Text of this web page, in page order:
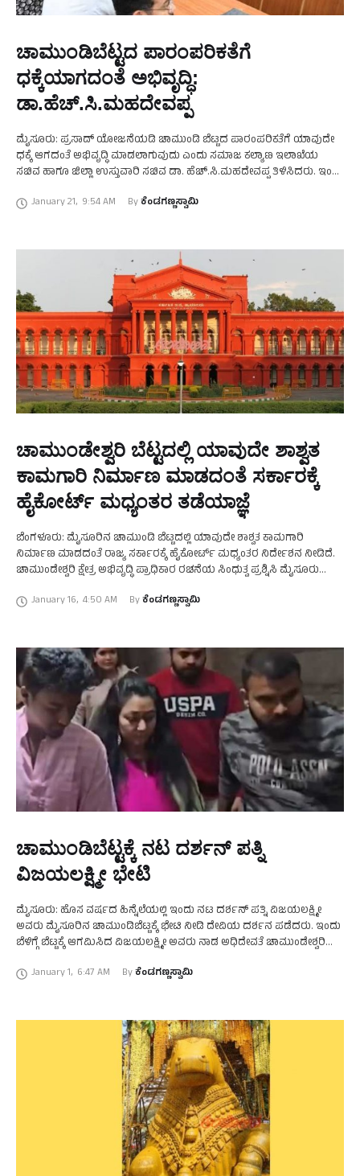
ಚಾಮುಂಡಿಬೆಟ್ಟದ ಪಾರಂಪರಿಕತೆಗೆ
ಧಕ್ಕೆಯಾಗದಂತೆ ಅಭಿವೃದ್ಧಿ:
ಡಾ.ಹೆಚ್.ಸಿ.ಮಹದೇವಪ್ಪ
ಮೈಸೂರು: ಪ್ರಸಾದ್ ಯೋಜನೆಯಡಿ ಚಾಮುಂಡಿ ಬೆಟ್ಟದ ಪಾರಂಪರಿಕತೆಗೆ ಯಾವುದೇ
ಧಕ್ಕೆ ಆಗದಂತೆ ಅಭಿವೃದ್ಧಿ ಮಾಡಲಾಗುವುದು ಎಂದು ಸಮಾಜ ಕಲ್ಯಾಣ ಇಲಾಖೆಯ
ಸಚಿವ ಹಾಗೂ ಜಿಲ್ಲಾ ಉಸ್ತುವಾರಿ ಸಚಿವ ಡಾ. ಹೆಚ್.ಸಿ.ಮಹದೇವಪ್ಪ ತಿಳಿಸಿದರು. ಇಂದು
January 21, 9:54 AM By ಕೆಂಡಗಣ್ಣಸ್ವಾಮಿ
ಚಾಮುಂಡೇಶ್ವರಿ ಬೆಟ್ಟದಲ್ಲಿ ಯಾವುದೇ ಶಾಶ್ವತ
ಕಾಮಗಾರಿ ನಿರ್ಮಾಣ ಮಾಡದಂತೆ ಸರ್ಕಾರಕ್ಕೆ
ಹೈಕೋರ್ಟ್‌ ಮಧ್ಯಂತರ ತಡೆಯಾಜ್ಞೆ
ಬೆಂಗಳೂರು: ಮೈಸೂರಿನ ಚಾಮುಂಡಿ ಬೆಟ್ಟದಲ್ಲಿ ಯಾವುದೇ ಶಾಶ್ವತ ಕಾಮಗಾರಿ
ನಿರ್ಮಾಣ ಮಾಡದಂತೆ ರಾಜ್ಯ ಸರ್ಕಾರಕ್ಕೆ ಹೈಕೋರ್ಟ್‌ ಮಧ್ಯಂತರ ನಿರ್ದೇಶನ ನೀಡಿದೆ.
ಚಾಮುಂಡೇಶ್ವರಿ ಕ್ಷೇತ್ರ ಅಭಿವೃದ್ಧಿ ಪ್ರಾಧಿಕಾರ ರಚನೆಯ ಸಿಂಧುತ್ವ ಪ್ರಶ್ನಿಸಿ ಮೈಸೂರು
January 16, 4:50 AM By ಕೆಂಡಗಣ್ಣಸ್ವಾಮಿ
ಚಾಮುಂಡಿಬೆಟ್ಟಕ್ಕೆ ನಟ ದರ್ಶನ್‌ ಪತ್ನಿ
ವಿಜಯಲಕ್ಷ್ಮೀ ಭೇಟಿ
ಮೈಸೂರು: ಹೊಸ ವರ್ಷದ ಹಿನ್ನೆಲೆಯಲ್ಲಿ ಇಂದು ನಟ ದರ್ಶನ್‌ ಪತ್ನಿ ವಿಜಯಲಕ್ಷ್ಮೀ
ಅವರು ಮೈಸೂರಿನ ಚಾಮುಂಡಿಬೆಟ್ಟಕ್ಕೆ ಭೇಟಿ ನೀಡಿ ದೇವಿಯ ದರ್ಶನ ಪಡೆದರು. ಇಂದು
ಬೆಳಿಗ್ಗೆ ಬೆಟ್ಟಕ್ಕೆ ಆಗಮಿಸಿದ ವಿಜಯಲಕ್ಷ್ಮೀ ಅವರು ನಾಡ ಅಧಿದೇವತೆ ಚಾಮುಂಡೇಶ್ವರಿ
January 1, 6:47 AM By ಕೆಂಡಗಣ್ಣಸ್ವಾಮಿ